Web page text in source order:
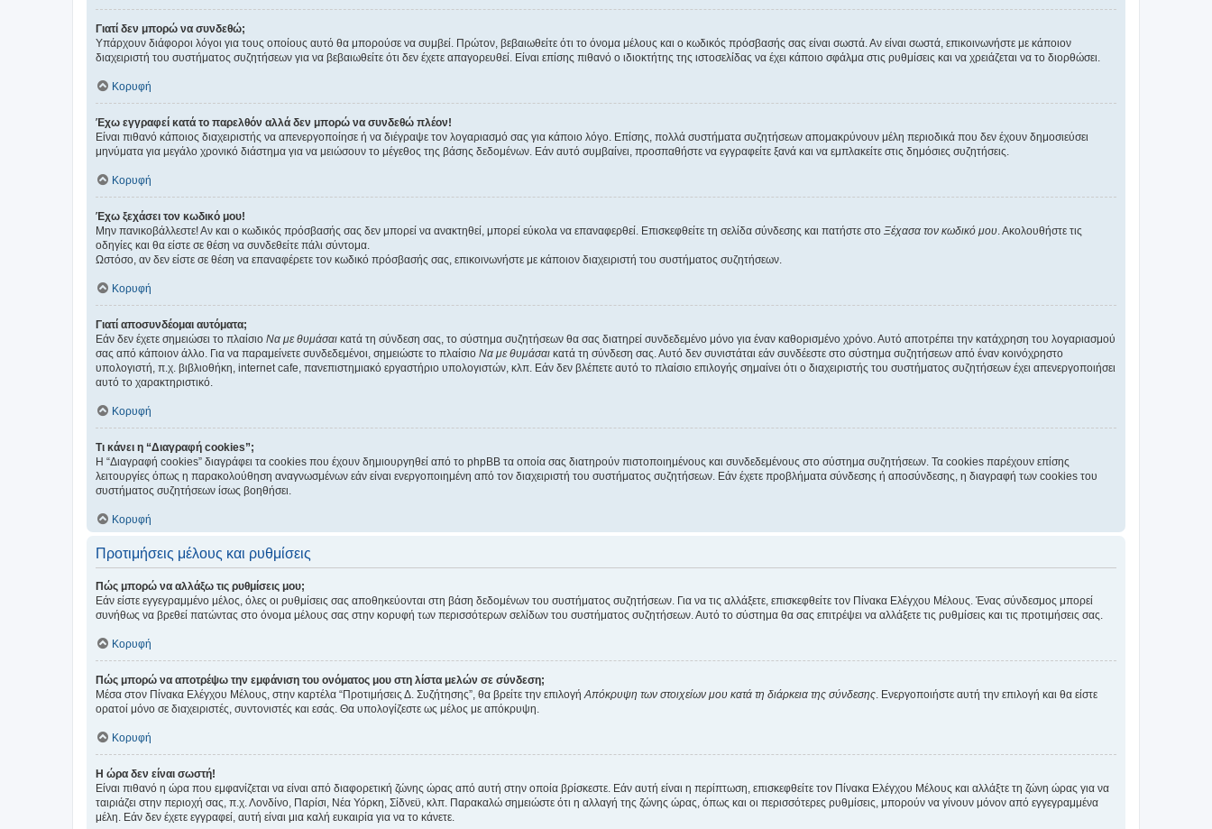
Γιατί δεν μπορώ να συνδεθώ;
Υπάρχουν διάφοροι λόγοι για τους οποίους αυτό θα μπορούσε να συμβεί. Πρώτον, βεβαιωθείτε ότι το όνομα μέλους και ο κωδικός πρόσβασής σας είναι σωστά. Αν είναι σωστά, επικοινωνήστε με κάποιον
διαχειριστή του συστήματος συζητήσεων για να βεβαιωθείτε ότι δεν έχετε απαγορευθεί. Είναι επίσης πιθανό ο ιδιοκτήτης της ιστοσελίδας να έχει κάποιο σφάλμα στις ρυθμίσεις και να χρειάζεται να το διορθώσει.
Κορυφή
Έχω εγγραφεί κατά το παρελθόν αλλά δεν μπορώ να συνδεθώ πλέον!
Είναι πιθανό κάποιος διαχειριστής να απενεργοποίησε ή να διέγραψε τον λογαριασμό σας για κάποιο λόγο. Επίσης, πολλά συστήματα συζητήσεων απομακρύνουν μέλη περιοδικά που δεν έχουν δημοσιεύσει
μηνύματα για μεγάλο χρονικό διάστημα για να μειώσουν το μέγεθος της βάσης δεδομένων. Εάν αυτό συμβαίνει, προσπαθήστε να εγγραφείτε ξανά και να εμπλακείτε στις δημόσιες συζητήσεις.
Κορυφή
Έχω ξεχάσει τον κωδικό μου!
Μην πανικοβάλλεστε! Αν και ο κωδικός πρόσβασής σας δεν μπορεί να ανακτηθεί, μπορεί εύκολα να επαναφερθεί. Επισκεφθείτε τη σελίδα σύνδεσης και πατήστε στο Ξέχασα τον κωδικό μου . Ακολουθήστε τις
οδηγίες και θα είστε σε θέση να συνδεθείτε πάλι σύντομα.
Ωστόσο, αν δεν είστε σε θέση να επαναφέρετε τον κωδικό πρόσβασής σας, επικοινωνήστε με κάποιον διαχειριστή του συστήματος συζητήσεων.
Κορυφή
Γιατί αποσυνδέομαι αυτόματα;
Εάν δεν έχετε σημειώσει το πλαίσιο Να με θυμάσαι κατά τη σύνδεση σας, το σύστημα συζητήσεων θα σας διατηρεί συνδεδεμένο μόνο για έναν καθορισμένο χρόνο. Αυτό αποτρέπει την κατάχρηση του λογαριασμού
σας από κάποιον άλλο. Για να παραμείνετε συνδεδεμένοι, σημειώστε το πλαίσιο Να με θυμάσαι κατά τη σύνδεση σας. Αυτό δεν συνιστάται εάν συνδέεστε στο σύστημα συζητήσεων από έναν κοινόχρηστο
υπολογιστή, π.χ. βιβλιοθήκη, internet cafe, πανεπιστημιακό εργαστήριο υπολογιστών, κλπ. Εάν δεν βλέπετε αυτό το πλαίσιο επιλογής σημαίνει ότι ο διαχειριστής του συστήματος συζητήσεων έχει απενεργοποιήσει
αυτό το χαρακτηριστικό.
Κορυφή
Τι κάνει η “Διαγραφή cookies”;
Η “Διαγραφή cookies” διαγράφει τα cookies που έχουν δημιουργηθεί από το phpBB τα οποία σας διατηρούν πιστοποιημένους και συνδεδεμένους στο σύστημα συζητήσεων. Τα cookies παρέχουν επίσης
λειτουργίες όπως η παρακολούθηση αναγνωσμένων εάν είναι ενεργοποιημένη από τον διαχειριστή του συστήματος συζητήσεων. Εάν έχετε προβλήματα σύνδεσης ή αποσύνδεσης, η διαγραφή των cookies του
συστήματος συζητήσεων ίσως βοηθήσει.
Κορυφή
Προτιμήσεις μέλους και ρυθμίσεις
Πώς μπορώ να αλλάξω τις ρυθμίσεις μου;
Εάν είστε εγγεγραμμένο μέλος, όλες οι ρυθμίσεις σας αποθηκεύονται στη βάση δεδομένων του συστήματος συζητήσεων. Για να τις αλλάξετε, επισκεφθείτε τον Πίνακα Ελέγχου Μέλους. Ένας σύνδεσμος μπορεί
συνήθως να βρεθεί πατώντας στο όνομα μέλους σας στην κορυφή των περισσότερων σελίδων του συστήματος συζητήσεων. Αυτό το σύστημα θα σας επιτρέψει να αλλάξετε τις ρυθμίσεις και τις προτιμήσεις σας.
Κορυφή
Πώς μπορώ να αποτρέψω την εμφάνιση του ονόματος μου στη λίστα μελών σε σύνδεση;
Μέσα στον Πίνακα Ελέγχου Μέλους, στην καρτέλα “Προτιμήσεις Δ. Συζήτησης”, θα βρείτε την επιλογή Απόκρυψη των στοιχείων μου κατά τη διάρκεια της σύνδεσης . Ενεργοποιήστε αυτή την επιλογή και θα είστε
ορατοί μόνο σε διαχειριστές, συντονιστές και εσάς. Θα υπολογίζεστε ως μέλος με απόκρυψη.
Κορυφή
Η ώρα δεν είναι σωστή!
Είναι πιθανό η ώρα που εμφανίζεται να είναι από διαφορετική ζώνης ώρας από αυτή στην οποία βρίσκεστε. Εάν αυτή είναι η περίπτωση, επισκεφθείτε τον Πίνακα Ελέγχου Μέλους και αλλάξτε τη ζώνη ώρας για να
ταιριάζει στην περιοχή σας, π.χ. Λονδίνο, Παρίσι, Νέα Υόρκη, Σίδνεϋ, κλπ. Παρακαλώ σημειώστε ότι η αλλαγή της ζώνης ώρας, όπως και οι περισσότερες ρυθμίσεις, μπορούν να γίνουν μόνον από εγγεγραμμένα
μέλη. Εάν δεν έχετε εγγραφεί, αυτή είναι μια καλή ευκαιρία για να το κάνετε.